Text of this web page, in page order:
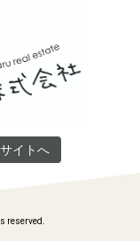
イトへ
reserved.